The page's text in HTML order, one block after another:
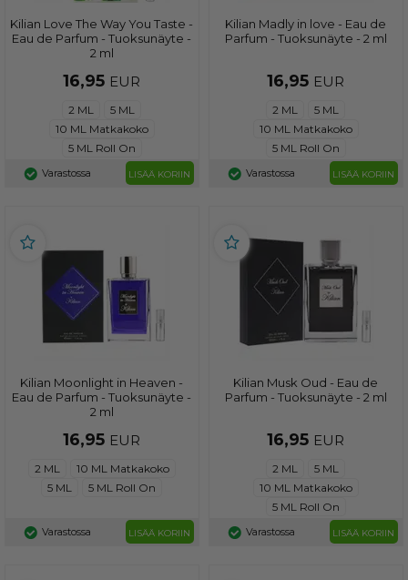
Kilian Love The Way You Taste -
Eau de Parfum - Tuoksunäyte -
2 ml
16,95 EUR
2 ML
5 ML
10 ML Matkakoko
5 ML Roll On
Varastossa LISÄÄ KORIIN
Kilian Madly in love - Eau de
Parfum - Tuoksunäyte - 2 ml
16,95 EUR
2 ML
5 ML
10 ML Matkakoko
5 ML Roll On
Varastossa LISÄÄ KORIIN
Kilian Moonlight in Heaven -
Eau de Parfum - Tuoksunäyte -
2 ml
16,95 EUR
2 ML
10 ML Matkakoko
5 ML
5 ML Roll On
Varastossa LISÄÄ KORIIN
Kilian Musk Oud - Eau de
Parfum - Tuoksunäyte - 2 ml
16,95 EUR
2 ML
5 ML
10 ML Matkakoko
5 ML Roll On
Varastossa LISÄÄ KORIIN